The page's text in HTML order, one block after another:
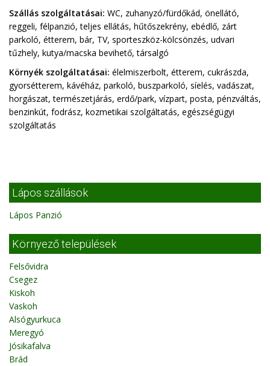
Szállás szolgáltatásai: WC, zuhanyzó/fürdőkád, önellátó,
reggeli, félpanzió, teljes ellátás, hűtőszekrény, ebédlő, zárt
parkoló, étterem, bár, TV, sporteszköz-kölcsönzés, udvari
tűzhely, kutya/macska bevihető, társalgó
Környék szolgáltatásai: élelmiszerbolt, étterem, cukrászda,
gyorsétterem, kávéház, parkoló, buszparkoló, síelés, vadászat,
horgászat, természetjárás, erdő/park, vízpart, posta, pénzváltás,
benzinkút, fodrász, kozmetikai szolgáltatás, egészségügyi
szolgáltatás
Lápos szállások
Lápos Panzió
Környező települések
Felsővidra
Csegez
Kiskoh
Vaskoh
Alsógyurkuca
Meregyó
Jósikafalva
Brád